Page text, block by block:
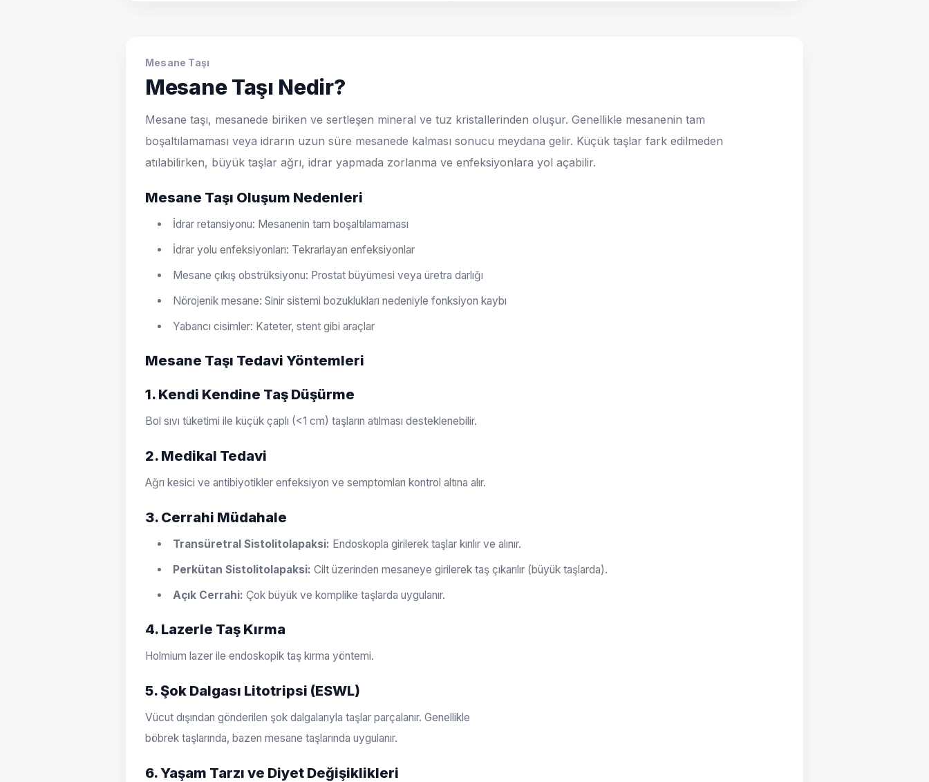
Mesane Taşı
Mesane Taşı Nedir?
Mesane taşı, mesanede biriken ve sertleşen mineral ve tuz kristallerinden oluşur. Genellikle mesanenin tam
boşaltılamaması veya idrarın uzun süre mesanede kalması sonucu meydana gelir. Küçük taşlar fark edilmeden
atılabilirken, büyük taşlar ağrı, idrar yapmada zorlanma ve enfeksiyonlara yol açabilir.
Mesane Taşı Oluşum Nedenleri
İdrar retansiyonu: Mesanenin tam boşaltılamaması
İdrar yolu enfeksiyonları: Tekrarlayan enfeksiyonlar
Mesane çıkış obstrüksiyonu: Prostat büyümesi veya üretra darlığı
Nörojenik mesane: Sinir sistemi bozuklukları nedeniyle fonksiyon kaybı
Yabancı cisimler: Kateter, stent gibi araçlar
Mesane Taşı Tedavi Yöntemleri
1. Kendi Kendine Taş Düşürme
Bol sıvı tüketimi ile küçük çaplı (<1 cm) taşların atılması desteklenebilir.
2. Medikal Tedavi
Ağrı kesici ve antibiyotikler enfeksiyon ve semptomları kontrol altına alır.
3. Cerrahi Müdahale
Transüretral Sistolitolapaksi: Endoskopla girilerek taşlar kırılır ve alınır.
Perkütan Sistolitolapaksi: Cilt üzerinden mesaneye girilerek taş çıkarılır (büyük taşlarda).
Açık Cerrahi: Çok büyük ve komplike taşlarda uygulanır.
4. Lazerle Taş Kırma
Holmium lazer ile endoskopik taş kırma yöntemi.
5. Şok Dalgası Litotripsi (ESWL)
Vücut dışından gönderilen şok dalgalarıyla taşlar parçalanır. Genellikle
böbrek taşlarında, bazen mesane taşlarında uygulanır.
6. Yaşam Tarzı ve Diyet Değişiklikleri